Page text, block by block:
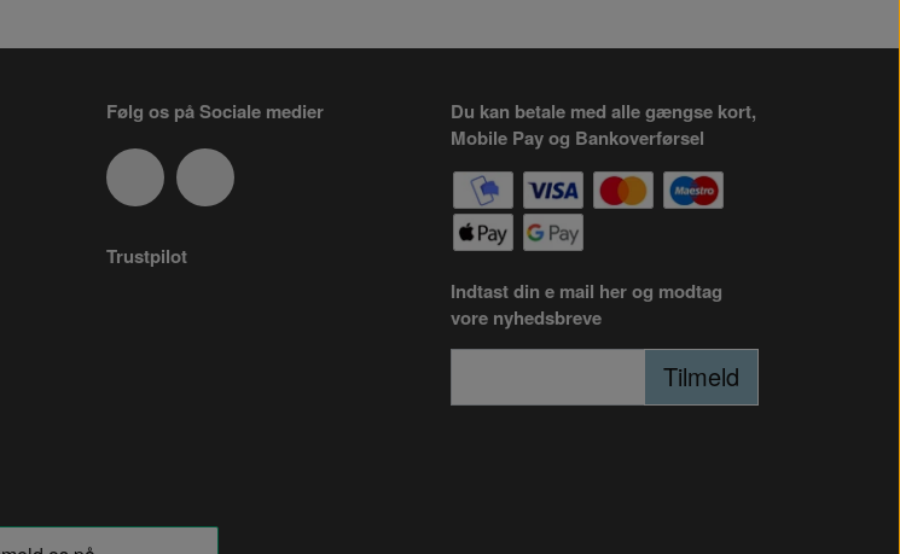
Følg os på Sociale medier
Trustpilot
Du kan betale med alle gængse kort,
Mobile Pay og Bankoverførsel
Indtast din e mail her og modtag
vore nyhedsbreve
Tilmeld